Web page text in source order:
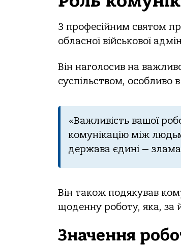
З професійним святом
обласної військової
Він наголосив на
суспільством, особливо
«Важливість вашої
комунікацію між
держава єдині —
Він також подякував
щоденну роботу, яка, за
Значення